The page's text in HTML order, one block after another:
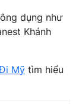
dụng như
Khánh
Mỹ tìm hiểu